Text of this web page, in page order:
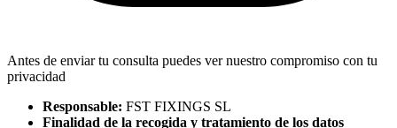
Antes de enviar tu consulta puedes ver nuestro compromiso con tu
privacidad
Responsable: FST FIXINGS SL
Finalidad de la recogida y tratamiento de los datos